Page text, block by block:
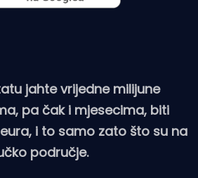
jahte vrijedne milijune
pa čak i mjesecima, biti
i to samo zato što su na
područje.